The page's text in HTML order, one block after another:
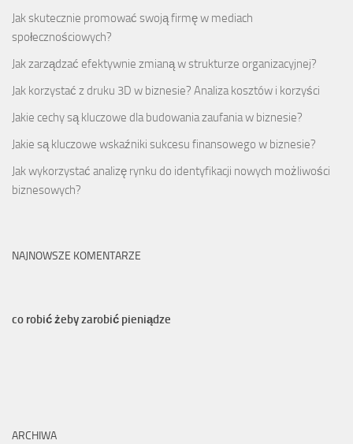
Jak skutecznie promować swoją firmę w mediach
społecznościowych?
Jak zarządzać efektywnie zmianą w strukturze organizacyjnej?
Jak korzystać z druku 3D w biznesie? Analiza kosztów i korzyści
Jakie cechy są kluczowe dla budowania zaufania w biznesie?
Jakie są kluczowe wskaźniki sukcesu finansowego w biznesie?
Jak wykorzystać analizę rynku do identyfikacji nowych możliwości
biznesowych?
NAJNOWSZE KOMENTARZE
co robić żeby zarobić pieniądze
ARCHIWA